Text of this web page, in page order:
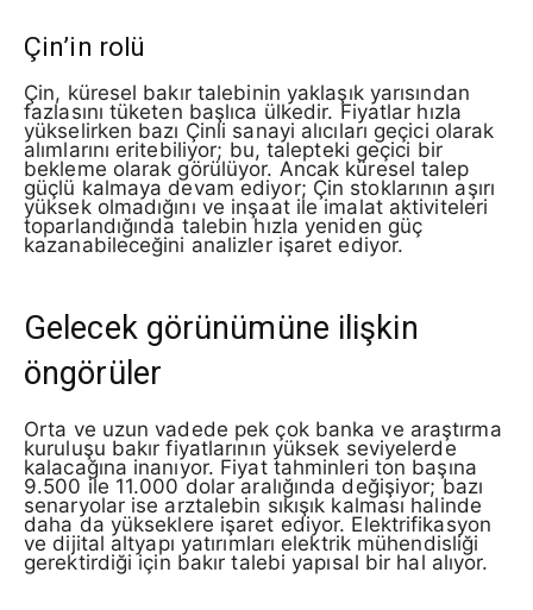
Çin’in rolü
Çin, küresel bakır talebinin yaklaşık yarısından
fazlasını tüketen başlıca ülkedir. Fiyatlar hızla
yükselirken bazı Çinli sanayi alıcıları geçici olarak
alımlarını eritebiliyor; bu, talepteki geçici bir
bekleme olarak görülüyor. Ancak küresel talep
güçlü kalmaya devam ediyor; Çin stoklarının aşırı
yüksek olmadığını ve inşaat ile imalat aktiviteleri
toparlandığında talebin hızla yeniden güç
kazanabileceğini analizler işaret ediyor.
Gelecek görünümüne ilişkin
öngörüler
Orta ve uzun vadede pek çok banka ve araştırma
kuruluşu bakır fiyatlarının yüksek seviyelerde
kalacağına inanıyor. Fiyat tahminleri ton başına
9.500 ile 11.000 dolar aralığında değişiyor; bazı
senaryolar ise arztalebin sıkışık kalması halinde
daha da yükseklere işaret ediyor. Elektrifikasyon
ve dijital altyapı yatırımları elektrik mühendisliği
gerektirdiği için bakır talebi yapısal bir hal alıyor.